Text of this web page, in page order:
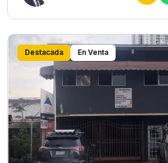
Destacada En Venta